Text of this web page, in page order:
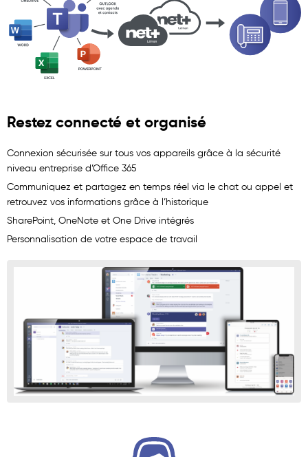
Restez connecté et organisé
Connexion sécurisée sur tous vos appareils grâce à la sécurité
niveau entreprise d’Office 365
Communiquez et partagez en temps réel via le chat ou appel et
retrouvez vos informations grâce à l’historique
SharePoint, OneNote et One Drive intégrés
Personnalisation de votre espace de travail